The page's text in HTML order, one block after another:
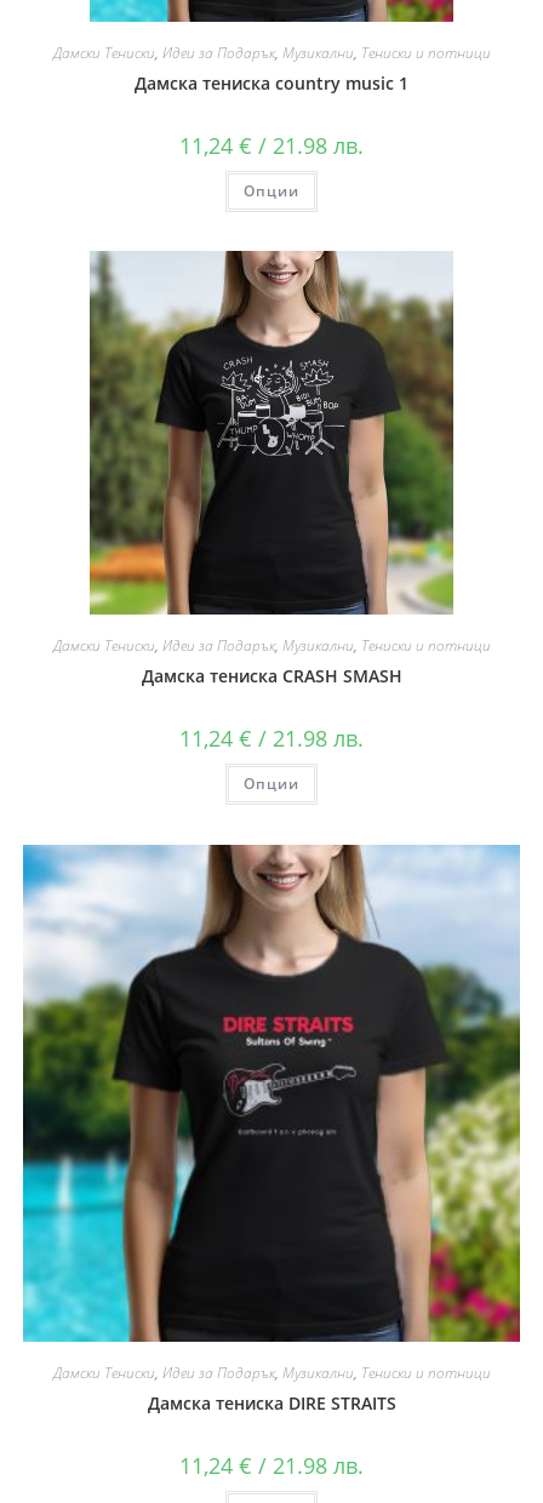
Дамски Тениски, Идеи за Подарък, Музикални, Тениски и потници
Дамска тениска country music 1
11,24 € / 21.98 лв.
Опции
Дамски Тениски, Идеи за Подарък, Музикални, Тениски и потници
Дамска тениска CRASH SMASH
11,24 € / 21.98 лв.
Опции
Дамски Тениски, Идеи за Подарък, Музикални, Тениски и потници
Дамска тениска DIRE STRAITS
11,24 € / 21.98 лв.